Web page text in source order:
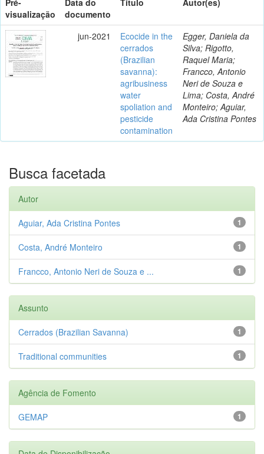
visualização
documento
jun-2021
Ecocide in the
cerrados
(Brazilian
savanna):
agribusiness
water
spoliation and
pesticide
contamination
Egger, Daniela da
Silva; Rigotto,
Raquel Maria;
Francco, Antonio
Neri de Souza e
Lima; Costa, André
Monteiro; Aguiar,
Ada Cristina Pontes
Busca facetada
Autor
1
Aguiar, Ada Cristina Pontes
1
Costa, André Monteiro
1
Francco, Antonio Neri de Souza e ...
Assunto
1
Cerrados (Brazilian Savanna)
1
Traditional communities
Agência de Fomento
1
GEMAP